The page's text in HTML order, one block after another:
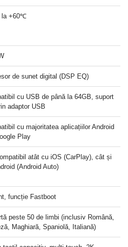
+60℃
de sunet digital (DSP EQ)
cu USB de până la 64GB, suport
adaptor USB
cu majoritatea aplicațiilor Android
Play
atât cu iOS (CarPlay), cât și
(Android Auto)
funcție Fastboot
peste 50 de limbi (inclusiv Română,
Maghiară, Spaniolă, Italiană)